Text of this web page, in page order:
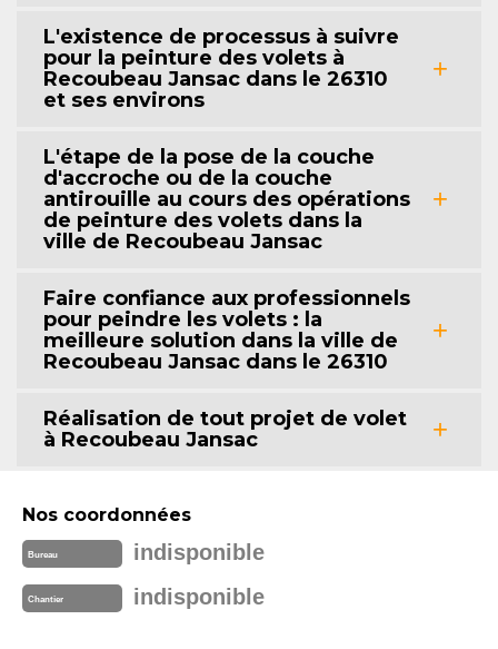
L'existence de processus à suivre
pour la peinture des volets à
Recoubeau Jansac dans le 26310
et ses environs
L'étape de la pose de la couche
d'accroche ou de la couche
antirouille au cours des opérations
de peinture des volets dans la
ville de Recoubeau Jansac
Faire confiance aux professionnels
pour peindre les volets : la
meilleure solution dans la ville de
Recoubeau Jansac dans le 26310
Réalisation de tout projet de volet
à Recoubeau Jansac
Nos coordonnées
Bureau indisponible
Chantier indisponible